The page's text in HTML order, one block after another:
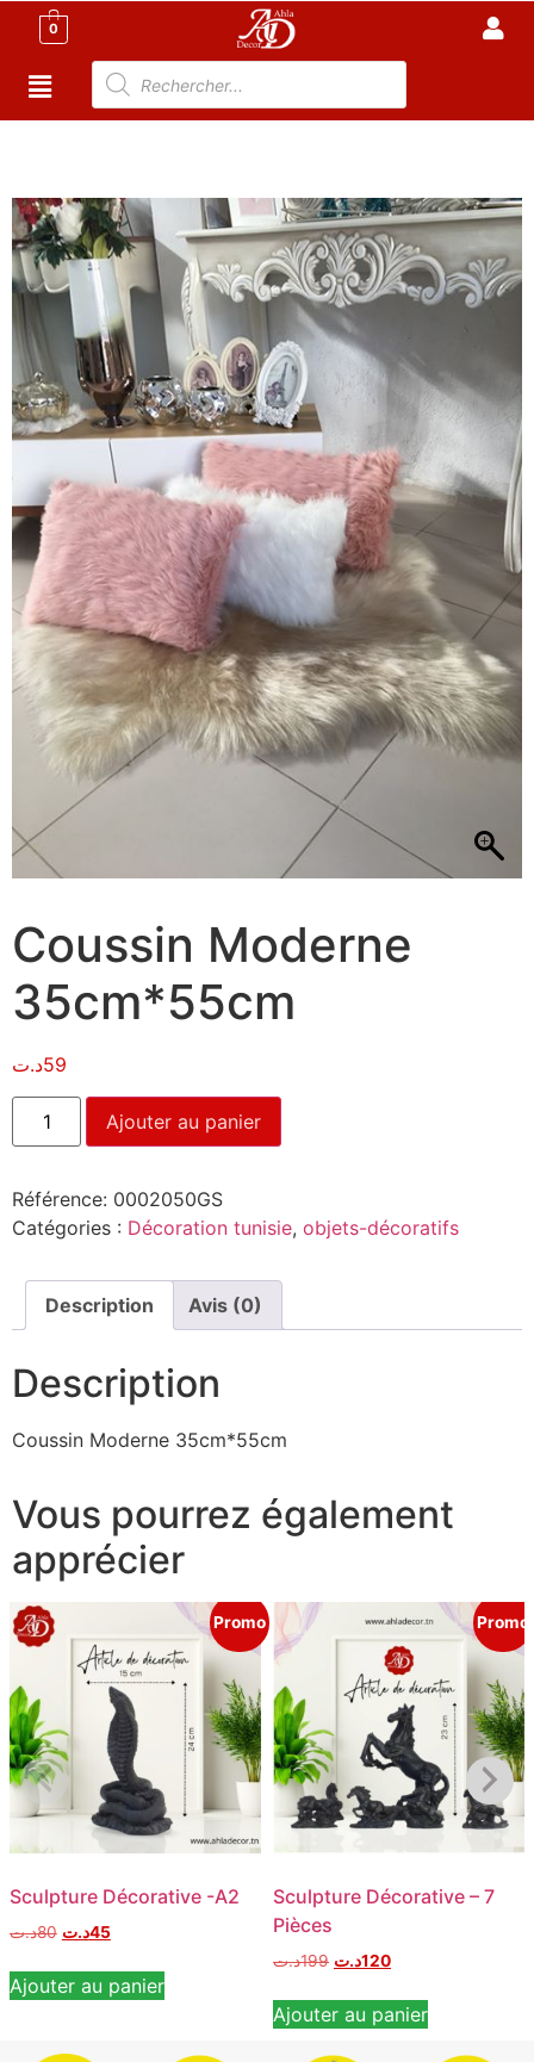
0
Coussin Moderne
35cm*55cm
59د.ت
Ajouter au panier
Référence: 0002050GS
Catégories : Décoration tunisie, objets-décoratifs
Description Avis (0)
Description
Coussin Moderne 35cm*55cm
Vous pourrez également
apprécier
Promo
Sculpture Décorative -A2
80د.ت 45د.ت
Ajouter au panier
Promo
Sculpture Décorative – 7
Pièces
199د.ت 120د.ت
Ajouter au panier